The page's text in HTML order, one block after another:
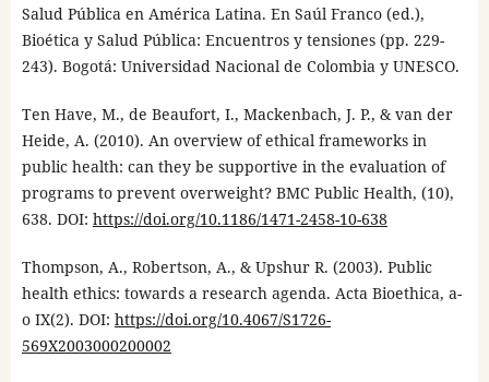
Salud Pública en América Latina. En Saúl Franco (ed.),
Bioética y Salud Pública: Encuentros y tensiones (pp. 229-
243). Bogotá: Universidad Nacional de Colombia y UNESCO.
Ten Have, M., de Beaufort, I., Mackenbach, J. P., & van der
Heide, A. (2010). An overview of ethical frameworks in
public health: can they be supportive in the evaluation of
programs to prevent overweight? BMC Public Health, (10),
638. DOI: https://doi.org/10.1186/1471-2458-10-638
Thompson, A., Robertson, A., & Upshur R. (2003). Public
health ethics: towards a research agenda. Acta Bioethica, a-
o IX(2). DOI: https://doi.org/10.4067/S1726-
569X2003000200002